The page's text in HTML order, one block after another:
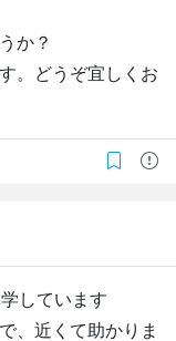
か？
。どうぞ宜しくお
しています
、近くて助かりま